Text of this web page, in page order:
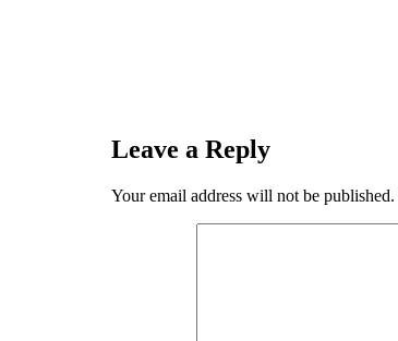
Leave a Reply
Your email address will not be published.